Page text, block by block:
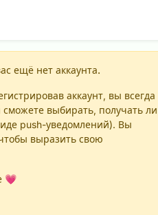
ещё нет аккаунта.
аккаунт, вы всегда
выбирать, получать ли
push-уведомлений). Вы
выразить свою
💗